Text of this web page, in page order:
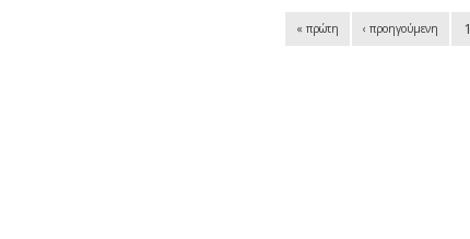
« πρώτη ‹ προηγούμενη 1